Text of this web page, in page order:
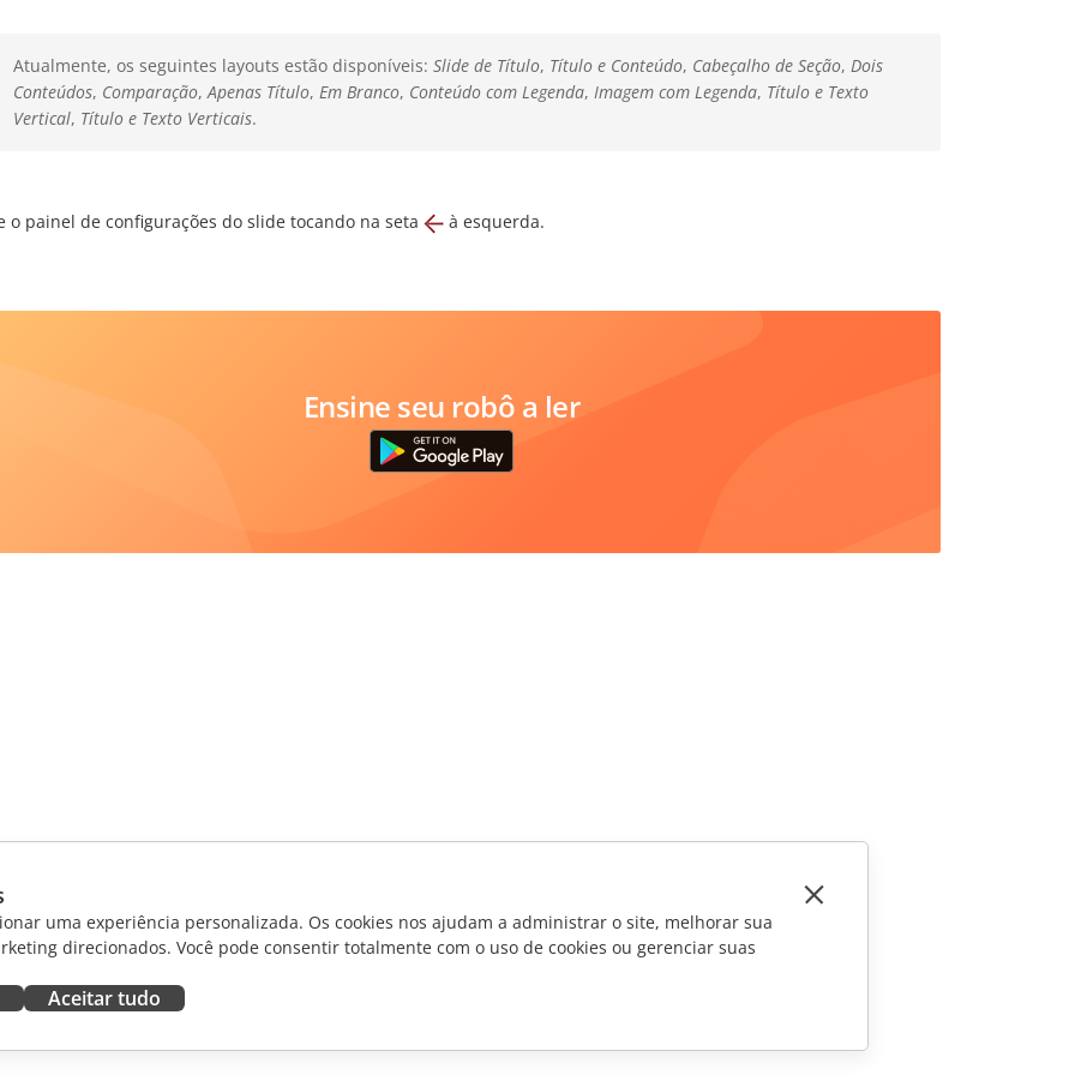
Atualmente, os seguintes layouts estão disponíveis: Slide de Título, Título e Conteúdo, Cabeçalho de Seção, Dois
Conteúdos, Comparação,Apenas Título, Em Branco, Conteúdo com Legenda, Imagem com Legenda, Título e Texto
Vertical, Título e Texto Verticais.
o painel de configurações do slide tocando na seta à esquerda.
Ensine seu robô a ler
uma experiência personalizada. Os cookies nos ajudam a administrar o site, melhorar sua
direcionados. Você pode consentir totalmente com o uso de cookies ou gerenciar suas
Aceitar tudo